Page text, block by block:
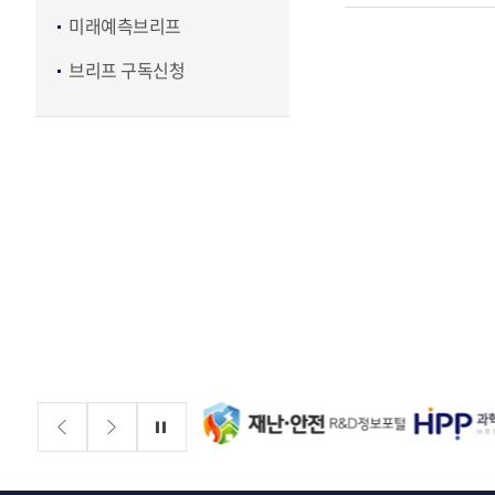
미래예측브리프
브리프 구독신청
배너존 정지